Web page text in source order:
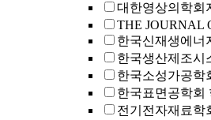
대한영상의학회
THE JOURNAL
한국신재생에너
한국생산제조시
한국소성가공학
한국표면공학회
전기전자재료학